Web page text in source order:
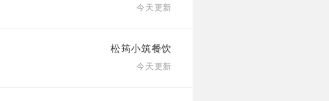
今天更新
松筠小筑餐饮
今天更新